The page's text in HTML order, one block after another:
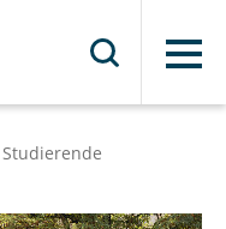
Menü